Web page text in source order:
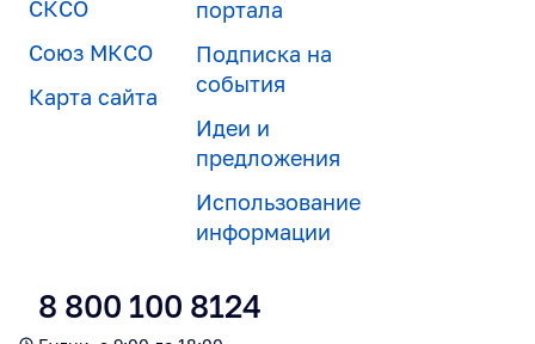
СКСО
Союз МКСО
Карта сайта
портала
Подписка на
события
Идеи и
предложения
Использование
информации
8 800 100 8124